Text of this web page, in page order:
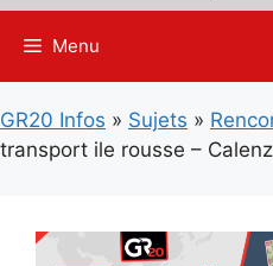
Menu
GR20 Infos » Sujets »
transport ile rousse –